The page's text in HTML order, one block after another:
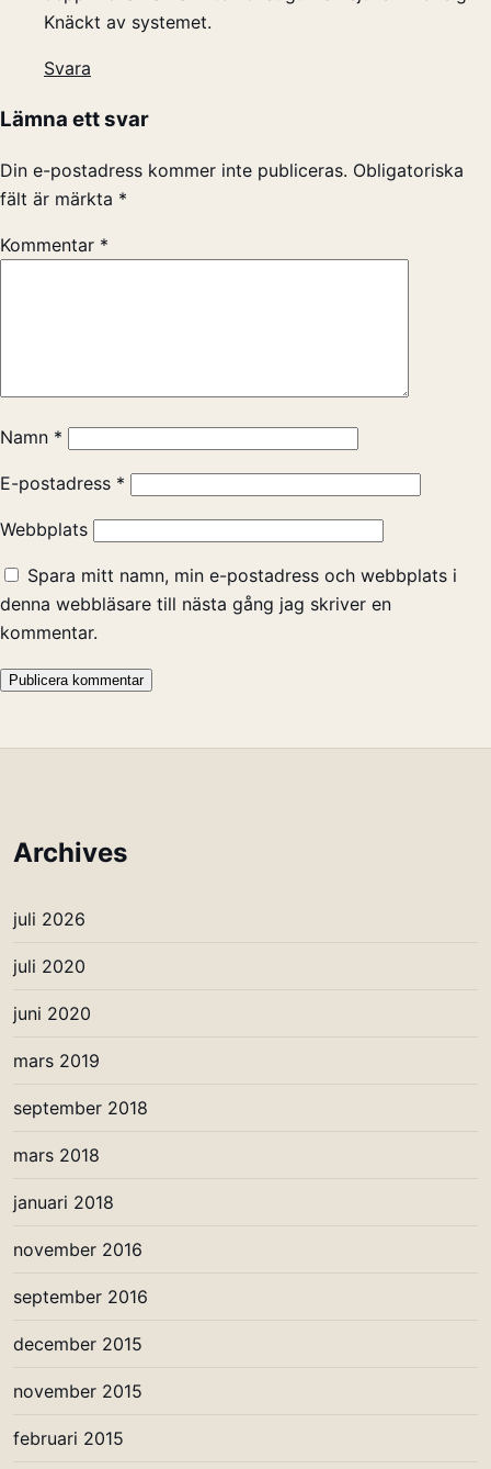
Knäckt av systemet.
Svara
Lämna ett svar
Din e-postadress kommer inte publiceras. Obligatoriska
fält är märkta *
Kommentar *
Namn *
E-postadress *
Webbplats
Spara mitt namn, min e-postadress och webbplats i
denna webbläsare till nästa gång jag skriver en
kommentar.
Archives
juli 2026
juli 2020
juni 2020
mars 2019
september 2018
mars 2018
januari 2018
november 2016
september 2016
december 2015
november 2015
februari 2015